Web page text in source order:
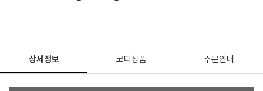
상세정보 코디상품 주문안내